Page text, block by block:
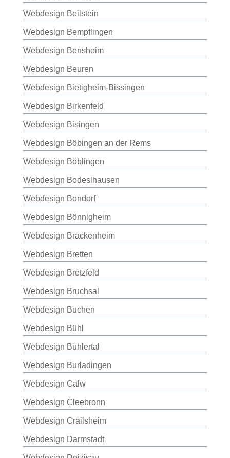
Webdesign Beilstein
Webdesign Bempflingen
Webdesign Bensheim
Webdesign Beuren
Webdesign Bietigheim-Bissingen
Webdesign Birkenfeld
Webdesign Bisingen
Webdesign Böbingen an der Rems
Webdesign Böblingen
Webdesign Bodeslhausen
Webdesign Bondorf
Webdesign Bönnigheim
Webdesign Brackenheim
Webdesign Bretten
Webdesign Bretzfeld
Webdesign Bruchsal
Webdesign Buchen
Webdesign Bühl
Webdesign Bühlertal
Webdesign Burladingen
Webdesign Calw
Webdesign Cleebronn
Webdesign Crailsheim
Webdesign Darmstadt